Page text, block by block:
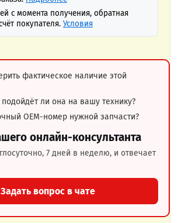
с момента получения, обратная
покупателя. Условия
фактическое наличие этой
ли она на вашу технику?
OEM-номер нужной запчасти?
онлайн-консультанта
7 дней в неделю, и отвечает
Задать вопрос в чате